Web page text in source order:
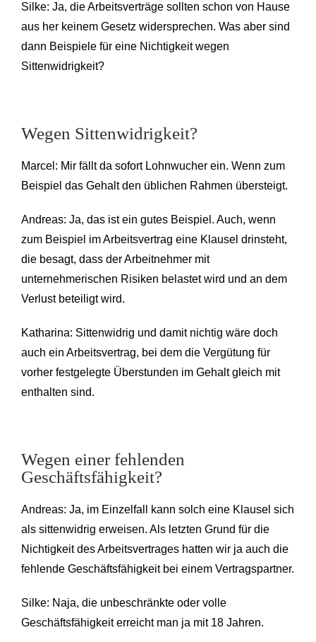
Silke: Ja, die Arbeitsverträge sollten schon von Hause
aus her keinem Gesetz widersprechen. Was aber sind
dann Beispiele für eine Nichtigkeit wegen
Sittenwidrigkeit?
Wegen Sittenwidrigkeit?
Marcel: Mir fällt da sofort Lohnwucher ein. Wenn zum
Beispiel das Gehalt den üblichen Rahmen übersteigt.
Andreas: Ja, das ist ein gutes Beispiel. Auch, wenn
zum Beispiel im Arbeitsvertrag eine Klausel drinsteht,
die besagt, dass der Arbeitnehmer mit
unternehmerischen Risiken belastet wird und an dem
Verlust beteiligt wird.
Katharina: Sittenwidrig und damit nichtig wäre doch
auch ein Arbeitsvertrag, bei dem die Vergütung für
vorher festgelegte Überstunden im Gehalt gleich mit
enthalten sind.
Wegen einer fehlenden
Geschäftsfähigkeit?
Andreas: Ja, im Einzelfall kann solch eine Klausel sich
als sittenwidrig erweisen. Als letzten Grund für die
Nichtigkeit des Arbeitsvertrages hatten wir ja auch die
fehlende Geschäftsfähigkeit bei einem Vertragspartner.
Silke: Naja, die unbeschränkte oder volle
Geschäftsfähigkeit erreicht man ja mit 18 Jahren.